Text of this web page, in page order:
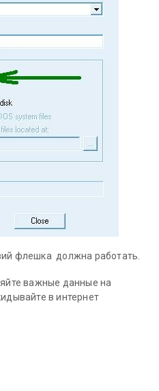
флешка должна работать.
важные данные на
в интернет